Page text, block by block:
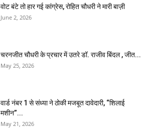
वोट बंटे तो हार गई कांग्रेस, रोहित चौधरी ने मारी बाज़ी
June 2, 2026
चरनजीत चौधरी के प्रचार में उतरे डॉ. राजीव बिंदल , जीत...
May 25, 2026
वार्ड नंबर 1 से संध्या ने ठोकी मजबूत दावेदारी, “शिलाई
मशीन”...
May 21, 2026